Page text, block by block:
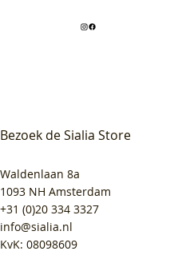
Bezoek de Sialia Store
Waldenlaan 8a
1093 NH Amsterdam
+31 (0)20 334 3327
info@sialia.nl
KvK: 08098609